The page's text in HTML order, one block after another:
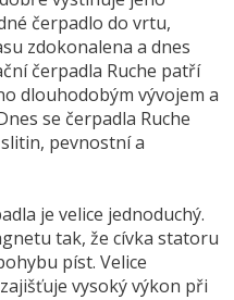
čerpadlo do vrtu,
zdokonalena a dnes
čerpadla Ruche patří
dlouhodobým vývojem a
se čerpadla Ruche
pevnostní a
je velice jednoduchý.
tak, že cívka statoru
píst. Velice
vysoký výkon při